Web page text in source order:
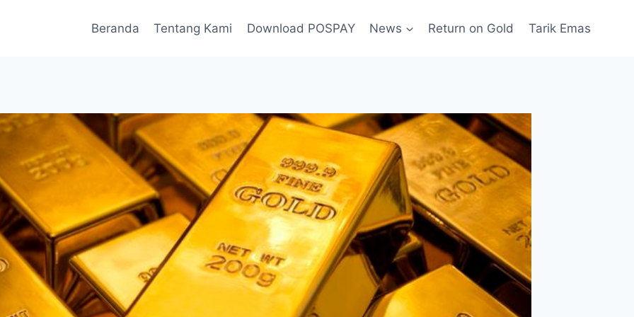
Beranda Tentang Kami Download POSPAY News Return on Gold Tarik Emas